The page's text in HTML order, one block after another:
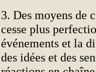
3. Des moyens de
cesse plus
événements et la
des idées et des